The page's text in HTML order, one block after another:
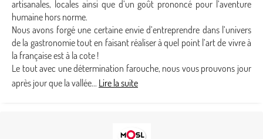
artisanales, locales ainsi que d’un goût prononcé pour l’aventure
humaine hors norme.
Nous avons forgé une certaine envie d’entreprendre dans l’univers
de la gastronomie tout en faisant réaliser à quel point l’art de vivre à
la française est à la cote !
Le tout avec une détermination farouche, nous vous prouvons jour
après jour que la vallée... Lire la suite